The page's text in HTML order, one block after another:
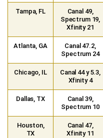
Tampa, FL
Canal 49,
Spectrum 19,
Xfinity 21
Atlanta, GA
Canal 47.2,
Spectrum 24
Chicago, IL
Canal 44 y 5.3,
Xfinity 4
Dallas, TX
Canal 39,
Spectrum 10
Houston,
TX
Canal 47,
Xfinity 11